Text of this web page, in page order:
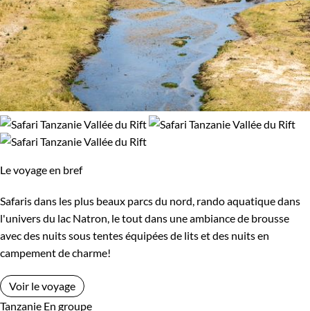
Le voyage en bref
Safaris dans les plus beaux parcs du nord, rando aquatique dans
l'univers du lac Natron, le tout dans une ambiance de brousse
avec des nuits sous tentes équipées de lits et des nuits en
campement de charme!
Voir le voyage
Tanzanie En groupe